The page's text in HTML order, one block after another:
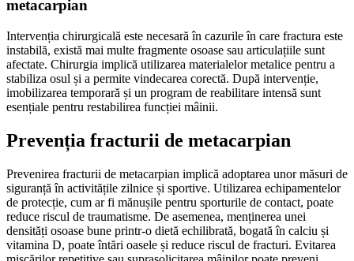
metacarpian
Intervenția chirurgicală este necesară în cazurile în care fractura este
instabilă, există mai multe fragmente osoase sau articulațiile sunt
afectate. Chirurgia implică utilizarea materialelor metalice pentru a
stabiliza osul și a permite vindecarea corectă. După intervenție,
imobilizarea temporară și un program de reabilitare intensă sunt
esențiale pentru restabilirea funcției mâinii.
Prevenția fracturii de metacarpian
Prevenirea fracturii de metacarpian implică adoptarea unor măsuri de
siguranță în activitățile zilnice și sportive. Utilizarea echipamentelor
de protecție, cum ar fi mănușile pentru sporturile de contact, poate
reduce riscul de traumatisme. De asemenea, menținerea unei
densități osoase bune printr-o dietă echilibrată, bogată în calciu și
vitamina D, poate întări oasele și reduce riscul de fracturi. Evitarea